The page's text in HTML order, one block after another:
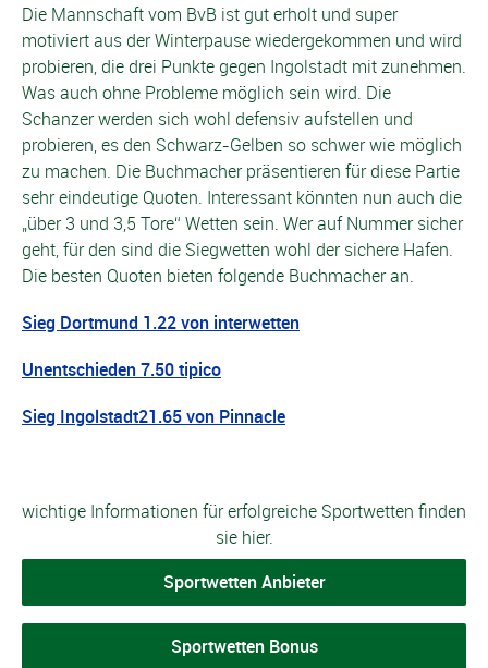
Die Mannschaft vom BvB ist gut erholt und super
motiviert aus der Winterpause wiedergekommen und wird
probieren, die drei Punkte gegen Ingolstadt mit zunehmen.
Was auch ohne Probleme möglich sein wird. Die
Schanzer werden sich wohl defensiv aufstellen und
probieren, es den Schwarz-Gelben so schwer wie möglich
zu machen. Die Buchmacher präsentieren für diese Partie
sehr eindeutige Quoten. Interessant könnten nun auch die
„über 3 und 3,5 Tore“ Wetten sein. Wer auf Nummer sicher
geht, für den sind die Siegwetten wohl der sichere Hafen.
Die besten Quoten bieten folgende Buchmacher an.
Sieg Dortmund 1.22 von interwetten
Unentschieden 7.50 tipico
Sieg Ingolstadt21.65 von Pinnacle
wichtige Informationen für erfolgreiche Sportwetten finden
sie hier.
Sportwetten Anbieter
Sportwetten Bonus